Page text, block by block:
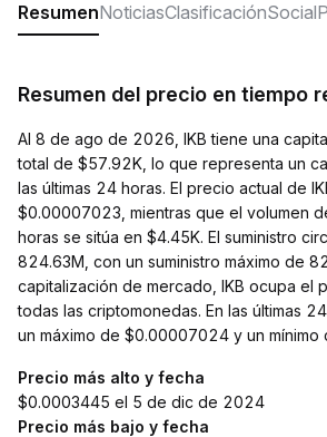
ResumenNoticiasClasificaciónSocial
Resumen del precio en tiempo
Al 8 de ago de 2026, IKB tiene una
total de $57.92K, lo que representa un
las últimas 24 horas. El precio actual de
$0.00007023, mientras que el volumen
horas se sitúa en $4.45K. El suministro
824.63M, con un suministro máximo de
capitalización de mercado, IKB ocupa el
todas las criptomonedas. En las últimas
un máximo de $0.00007024 y un
Precio más alto y fecha
$0.0003445 el 5 de dic de 2024
Precio más bajo y fecha